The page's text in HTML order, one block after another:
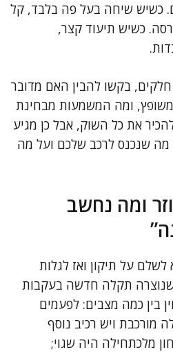
כשיש שיחה בעל פה בלבד, קל
כשיש תיעוד קצר,
בקשו להבין האם מדובר
משופץ, ומה המשמעות מבחינת
את כל השוק, אבל כן מגיע
שנכנס לרכב שלכם ועל מה
ומה נחשב
על תיקון ואז לגלות
תקלה חדשה בעקבות
בין כמה מצבים: לפעמים
מורכבת ויש רכיב נוסף
מלכתחילה היה שגוי;